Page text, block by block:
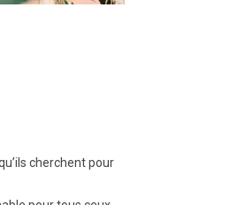
cherchent pour